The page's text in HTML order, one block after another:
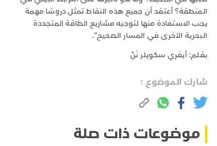
المنطقة؟ أعتقد أن جميع هذه النقاط تمثل دروسًا مهمة
يجب الاستفادة منها لتوجيه مشاريع الطاقة المتجددة
البحرية الأخرى في المسار الصحيح".
بقلم: آيفري سكويلر نَنّ
شارك الموضوع :
موضوعات ذات صلة